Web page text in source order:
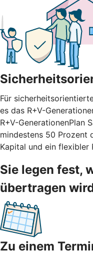
Für
es das R+V-
R+V-GenerationenPlan
mindestens 50 Prozent
Kapital und ein flexibler
Sie legen fest,
übertragen
Zu einem